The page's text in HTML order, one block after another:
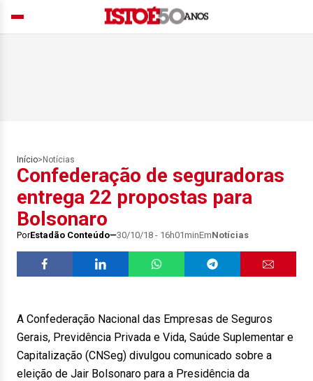
Início> Notícias
Confederação de seguradoras
entrega 22 propostas para
Bolsonaro
PorEstadão Conteúdo 30/10/18 - 16h01minEmNotícias
A Confederação Nacional das Empresas de Seguros
Gerais, Previdência Privada e Vida, Saúde Suplementar e
Capitalização (CNSeg) divulgou comunicado sobre a
eleição de Jair Bolsonaro para a Presidência da